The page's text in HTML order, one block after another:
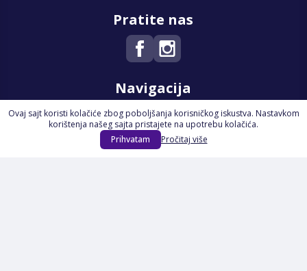
Pratite nas
Navigacija
Početna
Na Akciji
Izdvajamo
Ovaj sajt koristi kolačiće zbog poboljšanja korisničkog iskustva. Nastavkom
korištenja našeg sajta pristajete na upotrebu kolačića.
Prihvatam
Pročitaj više